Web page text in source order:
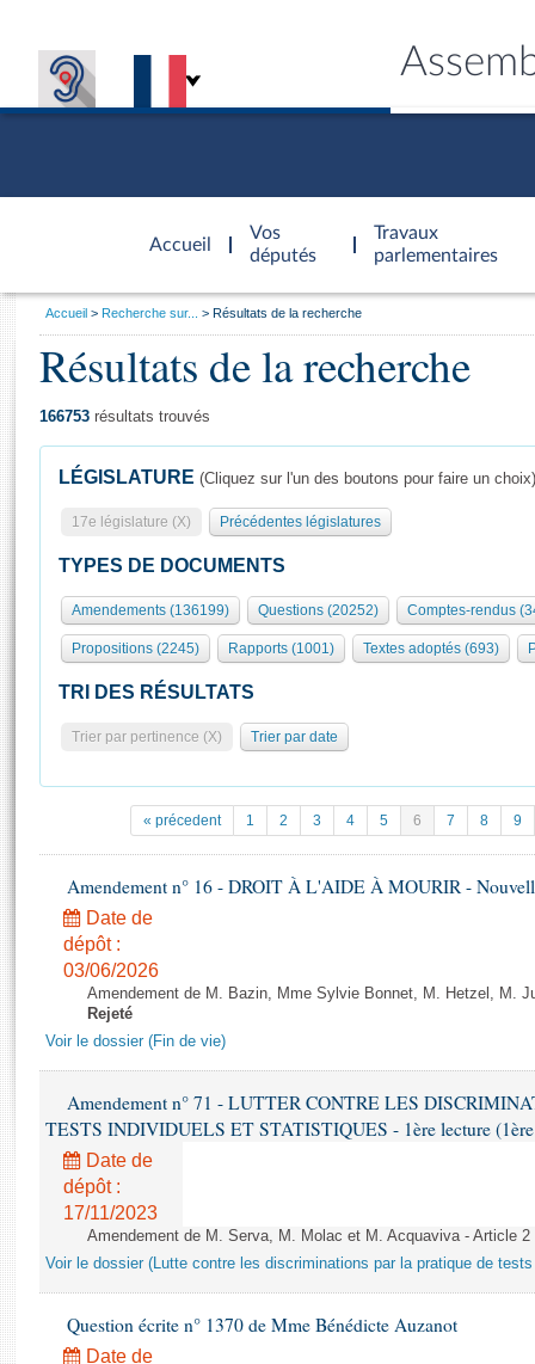
Accueil
d'accueil
Vos
députés
Travaux
parlementaires
Présidence
577 députés
Groupes politiques
Séance publique
Commissions et autres organes
Europe et International
Pétitions
Projets de loi
Propositions de loi
Amendements
Textes adoptés
Rapports d'information
Rapports d'enquête
Rapports législatifs
Rapports sur l'application des lois
Baromètre de l’application des lois
Dossiers législatifs
Budget et sécurité sociale
Questions écrites et orales
Comptes rendus des débats
Général
Rôle et pouvoirs de l'Assemblée
Organisation de l'Assemblée
Présidence Conférence des Présidents Bureau Collège des
Statistiques et chiffres clés
Documents de référence
( Constitution | Règlement de l'Assemblée ... )
Histoire
Juniors
Anciennes législatures
Liens vers les sites publics
Visiter l'Assemblée
Visite virtuelle du palais Bourbon
Assister à une séance
La Bibliothèque
Contacts et plan d'accès
Photos libres de droit
Vous
Accueil Recherche sur... Résultats de la recherche
Résultats de la recherche
166753 résultats trouvés
LÉGISLATURE (Cliquez sur l'un des boutons pour faire un choix)
17e législature (X) Précédentes législatures
TYPES DE DOCUMENTS
Amendements (136199) Questions (20252) Comptes-rendus
Propositions (2245) Rapports (1001) Textes adoptés (693)
TRI DES RÉSULTATS
Trier par pertinence (X) Trier par date
« précedent 1 2 3 4 5 6 7 8 9
Amendement n° 16 - DROIT À L'AIDE À MOURIR -
Date de
dépôt :
03/06/2026
Amendement de M. Bazin, Mme Sylvie Bonnet, M. Hetzel, M.
Rejeté
Voir le dossier (Fin de vie)
Amendement n° 71 - LUTTER CONTRE LES
TESTS INDIVIDUELS ET STATISTIQUES - 1ère lecture (1ère
Date de
dépôt :
17/11/2023
Amendement de M. Serva, M. Molac et M. Acquaviva - Article
Voir le dossier (Lutte contre les discriminations par la pratique de
Question écrite n° 1370 de Mme Bénédicte Auzanot
Date de